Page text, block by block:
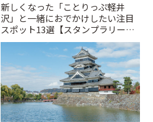
新しくなった「ことりっぷ軽井
沢」と一緒におでかけしたい注目
スポット13選【スタンプラリー開
催中】 | ことりっぷ